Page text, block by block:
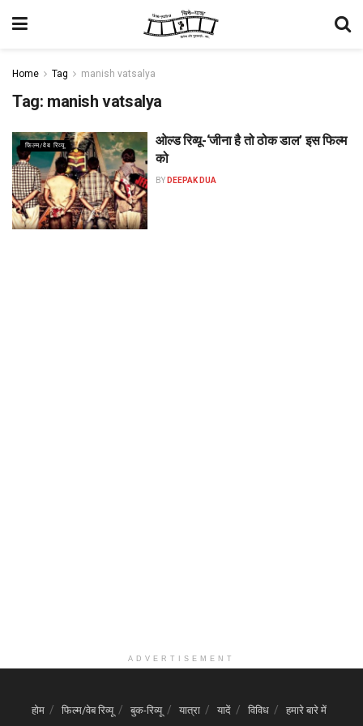
Home Tag manish vatsalya
Tag: manish vatsalya
फिल्म/वेब रिव्यू
ओल्ड रिव्यू-‘जीना है तो ठोक डाल’ इस फिल्म
को
BY DEEPAK DUA
ADVERTISEMENT
होम फिल्म/वेब रिव्यू बुक-रिव्यू यात्रा यादें विविध हमारे बारे में